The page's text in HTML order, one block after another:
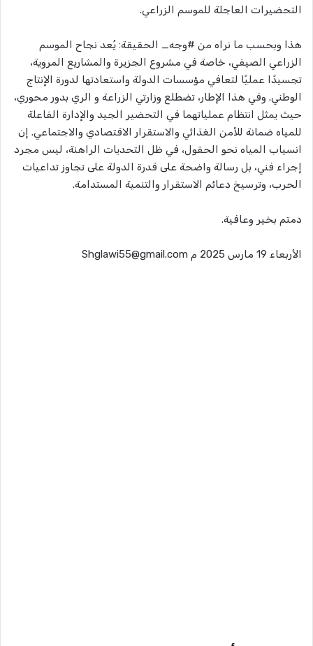
التحضيرات العاجلة للموسم الزراعي.
هذا وبحسب ما نراه من #وجه_ الحقيقة: يُعد نجاح الموسم
الزراعي الصيفي، خاصة في مشروع الجزيرة والمشاريع المروية،
تجسيدًا عمليًا لتعافي مؤسسات الدولة واستعادتها لدورة الإنتاج
الوطني. وفي هذا الإطار، تضطلع وزارتي الزراعة و الري بدور محوري،
حيث يمثل انتظام عملياتهما في التحضير الجيد والإدارة الفاعلة
للمياه ضمانة للأمن الغذائي والاستقرار الاقتصادي والاجتماعي. إن
انسياب المياه نحو الحقول، في ظل التحديات الراهنة، ليس مجرد
إجراء فني، بل رسالة واضحة على قدرة الدولة على تجاوز تداعيات
الحرب، وترسيخ دعائم الاستقرار والتنمية المستدامة.
دمتم بخير وعافية.
الأربعاء 19 مارس 2025 م Shglawi55@gmail.com